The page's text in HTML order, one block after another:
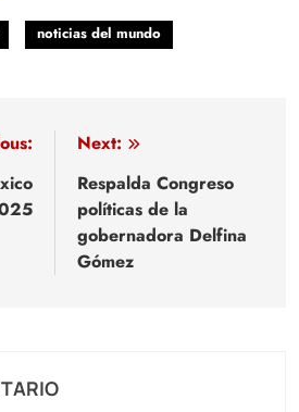
noticias del mundo
Next:
Respalda Congreso
políticas de la
gobernadora Delfina
Gómez